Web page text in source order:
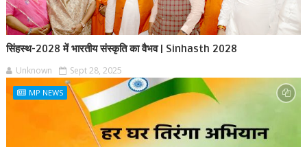
सिंहस्थ-2028 में भारतीय संस्कृति का वैभव | Sinhasth 2028
Unknown Sept 28, 2025
MP NEWS